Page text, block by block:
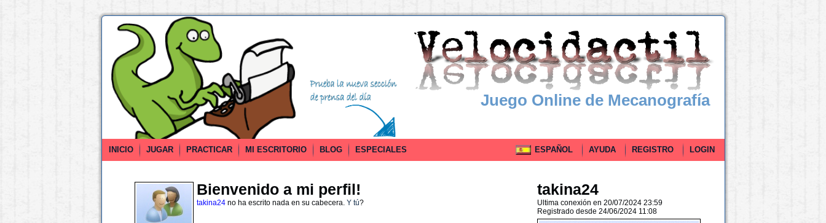
Juego Online de Mecanografía
INICIO JUGAR PRACTICAR MI ESCRITORIO BLOG ESPECIALES ESPAÑOL AYUDA REGISTRO LOGIN
Bienvenido a mi perfil!
takina24no ha escrito nada en su cabecera. Y tú?
takina24
Ultima conexión en 20/07/2024 23:59
Registrado desde 24/06/2024 11:08